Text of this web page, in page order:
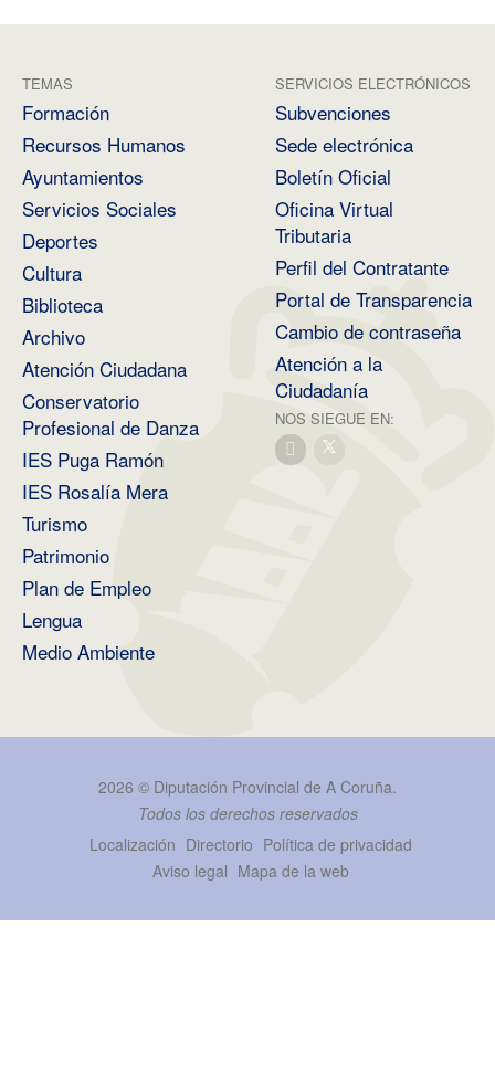
TEMAS
Formación
Recursos Humanos
Ayuntamientos
Servicios Sociales
Deportes
Cultura
Biblioteca
Archivo
Atención Ciudadana
Conservatorio
Profesional de Danza
IES Puga Ramón
IES Rosalía Mera
Turismo
Patrimonio
Plan de Empleo
Lengua
Medio Ambiente
SERVICIOS ELECTRÓNICOS
Subvenciones
Sede electrónica
Boletín Oficial
Oficina Virtual
Tributaria
Perfil del Contratante
Portal de Transparencia
Cambio de contraseña
Atención a la
Ciudadanía
NOS SIEGUE EN:
2026 © Diputación Provincial de A Coruña.
Todos los derechos reservados
Localización Directorio Política de privacidad
Aviso legal Mapa de la web